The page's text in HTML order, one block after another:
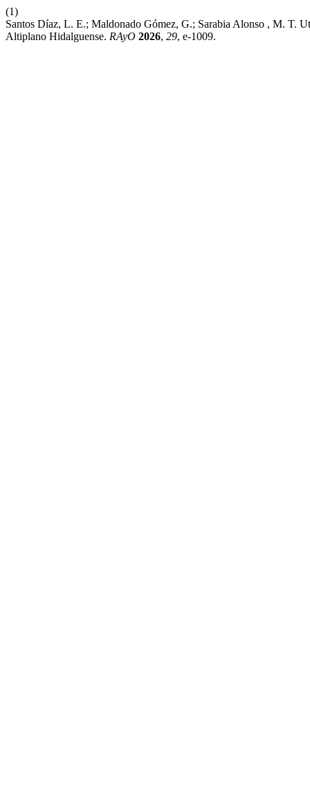
(1)
Santos Díaz, L. E.; Maldonado Gómez, G.; Sarabia Alonso , M. T.
Altiplano Hidalguense. RAyO 2026, 29, e-1009.